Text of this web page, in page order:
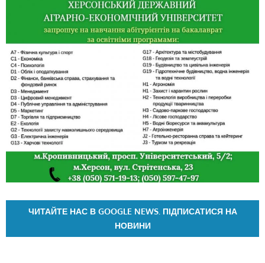
ЧИТАЙТЕ НАС В GOOGLE NEWS. ПІДПИСАТИСЯ НА
НОВИНИ